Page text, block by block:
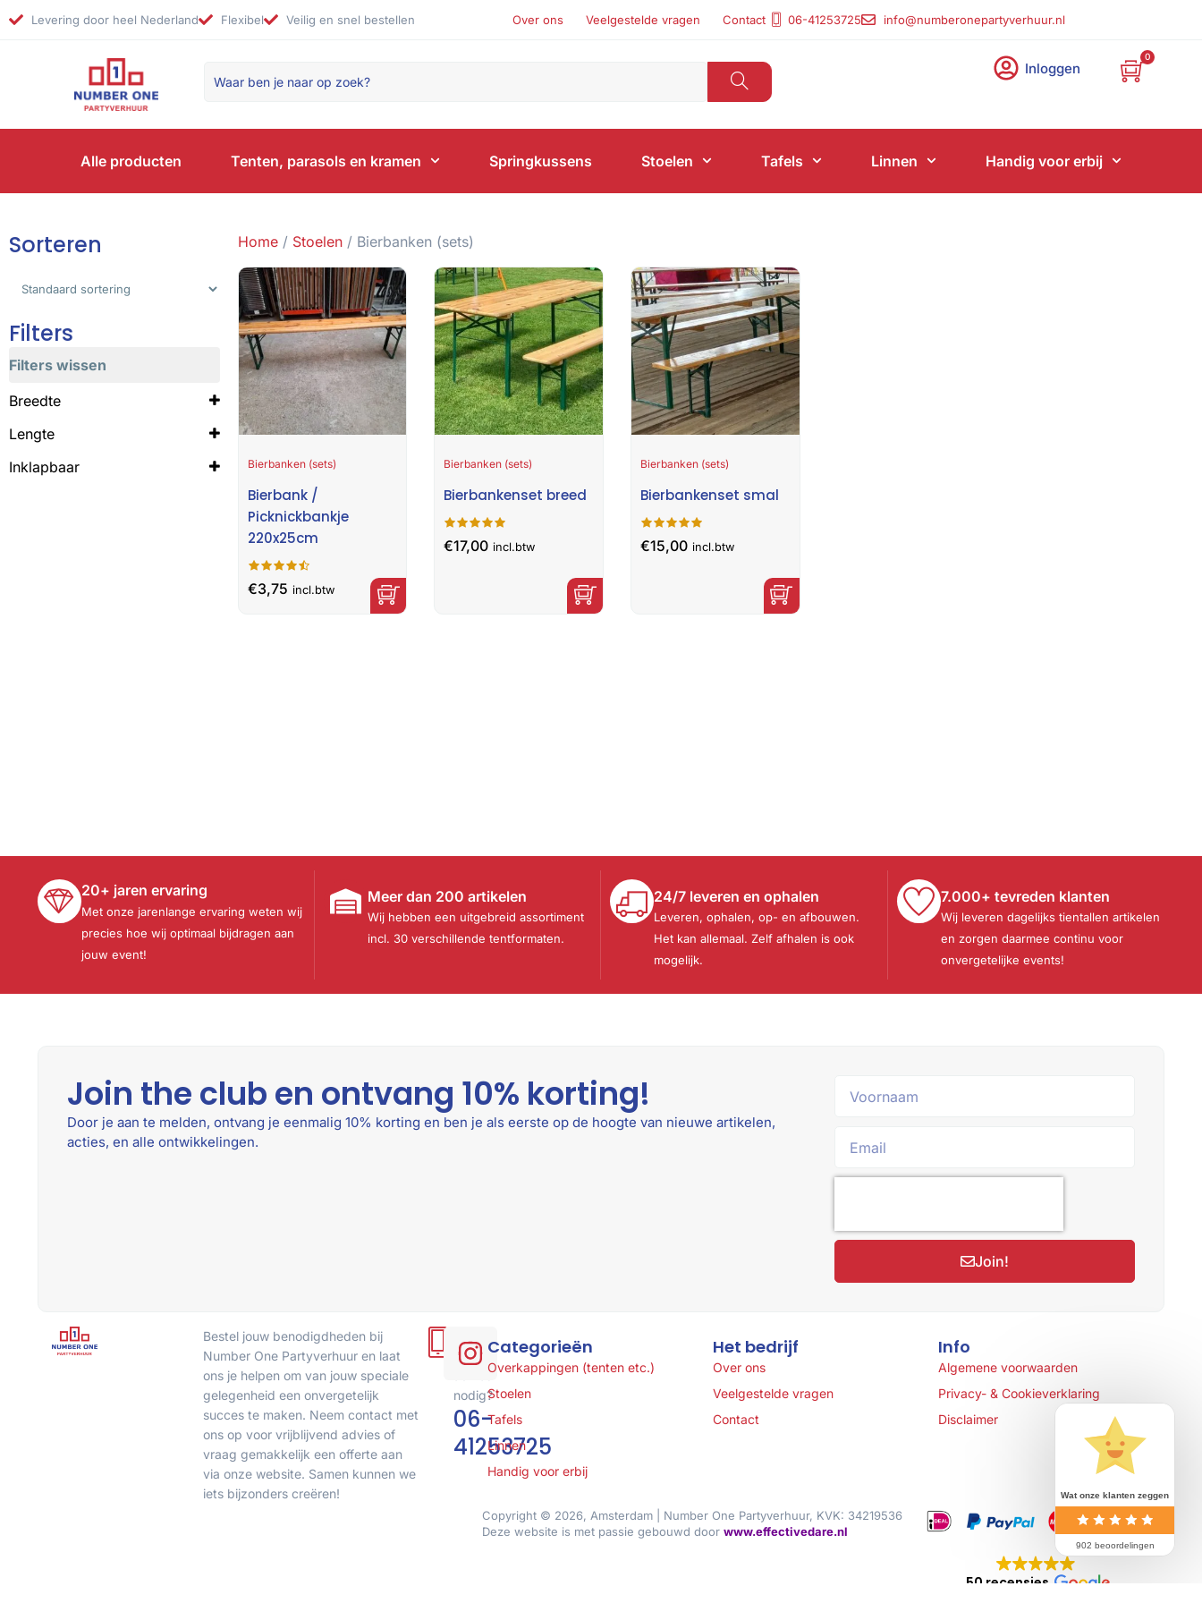
Levering door heel Nederland Flexibel Veilig en snel bestellen Over ons Veelgestelde vragen Contact 06-41253725 info@numberonepartyverhuur.nl
Inloggen
0
Alle producten Tenten, parasols en kramen Springkussens Stoelen Tafels Linnen Handig voor erbij
Sorteren
Filters
Filters wissen
Breedte
Lengte
Inklapbaar
Home/ Stoelen/ Bierbanken (sets)
Bierbanken (sets)
Bierbank /
Picknickbankje
220x25cm
€3,75 incl.btw
Bierbanken (sets)
Bierbankenset breed
€17,00 incl.btw
Bierbanken (sets)
Bierbankenset smal
€15,00 incl.btw
20+ jaren ervaring
Met onze jarenlange ervaring weten wij
precies hoe wij optimaal bijdragen aan
jouw event!
Meer dan 200 artikelen
Wij hebben een uitgebreid assortiment
incl. 30 verschillende tentformaten.
24/7 leveren en ophalen
Leveren, ophalen, op- en afbouwen.
Het kan allemaal. Zelf afhalen is ook
mogelijk.
7.000+ tevreden klanten
Wij leveren dagelijks tientallen artikelen
en zorgen daarmee continu voor
onvergetelijke events!
Bestel jouw benodigdheden bij
Number One Partyverhuur en laat
ons je helpen om van jouw speciale
gelegenheid een onvergetelijk
succes te maken. Neem contact met
ons op voor vrijblijvend advies of
vraag gemakkelijk een offerte aan
via onze website. Samen kunnen we
iets bijzonders creëren!
of
advies
nodig?
06-
41253725
Categorieën
Overkappingen (tenten etc.)
Stoelen
Tafels
Linnen
Handig voor erbij
Het bedrijf
Over ons
Veelgestelde vragen
Contact
Info
Algemene voorwaarden
Privacy- & Cookieverklaring
Disclaimer
Copyright © 2026, Amsterdam | Number One Partyverhuur, KVK: 34219536
Deze website is met passie gebouwd doorwww.effectivedare.nl
50 recensies
Join the club en ontvang 10% korting!
Door je aan te melden, ontvang je eenmalig 10% korting en ben je als eerste op de hoogte van nieuwe artikelen,
acties, en alle ontwikkelingen.
Join!
Wat onze klanten zeggen
902 beoordelingen